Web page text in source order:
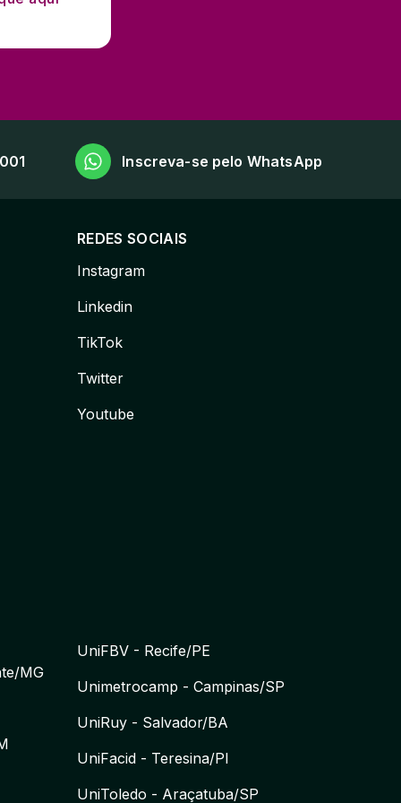
Inscreva-se pelo WhatsApp
REDES SOCIAIS
Instagram
Linkedin
TikTok
Twitter
Youtube
MG
UniFBV - Recife/PE
Unimetrocamp - Campinas/SP
UniRuy - Salvador/BA
UniFacid - Teresina/PI
UniToledo - Araçatuba/SP